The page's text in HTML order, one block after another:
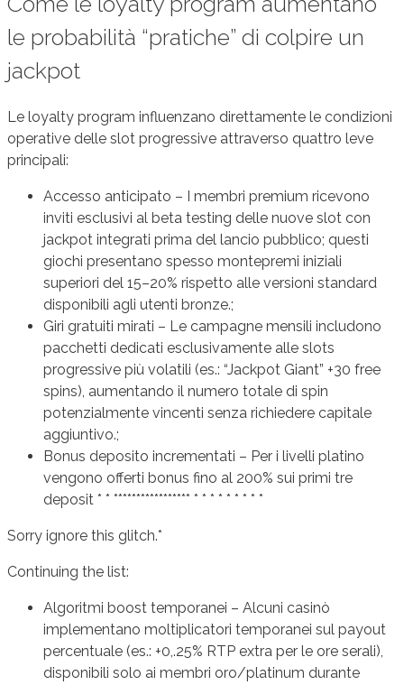
le probabilità “pratiche” di colpire un
jackpot
Le loyalty program influenzano direttamente le condizioni
operative delle slot progressive attraverso quattro leve
principali:
Accesso anticipato – I membri premium ricevono
inviti esclusivi al beta testing delle nuove slot con
jackpot integrati prima del lancio pubblico; questi
giochi presentano spesso montepremi iniziali
superiori del 15–20% rispetto alle versioni standard
disponibili agli utenti bronze.;
Giri gratuiti mirati – Le campagne mensili includono
pacchetti dedicati esclusivamente alle slots
progressive più volatili (es.: “Jackpot Giant” +30 free
spins), aumentando il numero totale di spin
potenzialmente vincenti senza richiedere capitale
aggiuntivo.;
Bonus deposito incrementati – Per i livelli platino
vengono offerti bonus fino al 200% sui primi tre
Sorry ignore this glitch.*
Continuing the list:
Algoritmi boost temporanei – Alcuni casinò
implementano moltiplicatori temporanei sul payout
percentuale (es.: +0,.25% RTP extra per le ore serali),
disponibili solo ai membri oro/platinum durante